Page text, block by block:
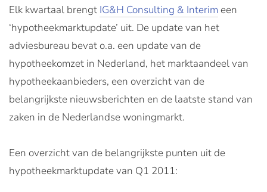
Elk kwartaal brengt IG&H Consulting & Interim een
‘hypotheekmarktupdate’ uit. De update van het
adviesbureau bevat o.a. een update van de
hypotheekomzet in Nederland, het marktaandeel van
hypotheekaanbieders, een overzicht van de
belangrijkste nieuwsberichten en de laatste stand van
zaken in de Nederlandse woningmarkt.
Een overzicht van de belangrijkste punten uit de
hypotheekmarktupdate van Q1 2011: